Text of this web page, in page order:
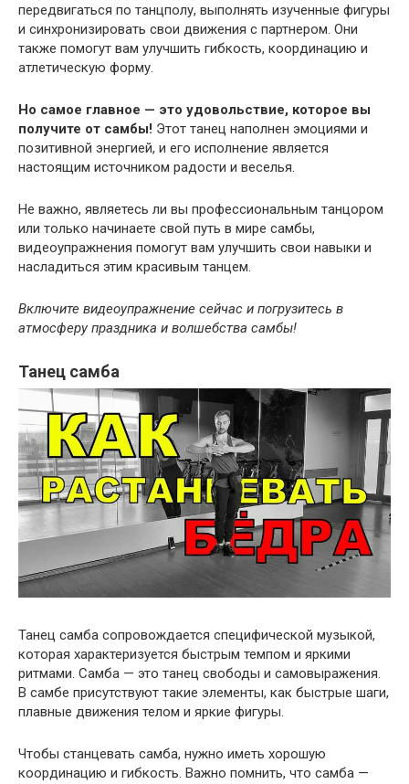
передвигаться по танцполу, выполнять изученные фигуры
и синхронизировать свои движения с партнером. Они
также помогут вам улучшить гибкость, координацию и
атлетическую форму.
Но самое главное — это удовольствие, которое вы
получите от самбы! Этот танец наполнен эмоциями и
позитивной энергией, и его исполнение является
настоящим источником радости и веселья.
Не важно, являетесь ли вы профессиональным танцором
или только начинаете свой путь в мире самбы,
видеоупражнения помогут вам улучшить свои навыки и
насладиться этим красивым танцем.
Включите видеоупражнение сейчас и погрузитесь в
атмосферу праздника и волшебства самбы!
Танец самба
Танец самба сопровождается специфической музыкой,
которая характеризуется быстрым темпом и яркими
ритмами. Самба — это танец свободы и самовыражения.
В самбе присутствуют такие элементы, как быстрые шаги,
плавные движения телом и яркие фигуры.
Чтобы станцевать самба, нужно иметь хорошую
координацию и гибкость. Важно помнить, что самба —